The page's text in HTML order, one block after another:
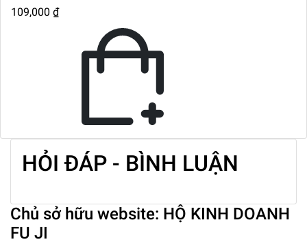
109,000 ₫
HỎI ĐÁP - BÌNH LUẬN
Chủ sở hữu website: HỘ KINH DOANH
FU JI